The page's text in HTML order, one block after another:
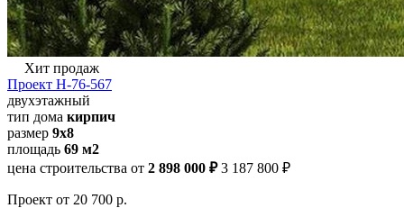
Хит продаж
Проект Н-76-567
двухэтажный
тип дома кирпич
размер 9х8
площадь 69 м2
цена строительства от 2 898 000 ₽ 3 187 800 ₽
Проект от 20 700 р.